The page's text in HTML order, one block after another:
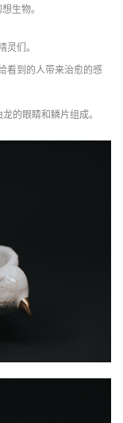
生物。
们。
看到的人带来治愈的感
的眼睛和鳞片组成。